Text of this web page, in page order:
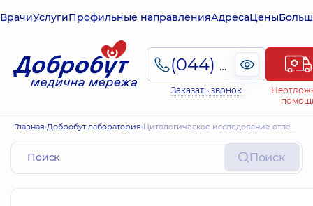
ВрачиУслугиПрофильные направленияАдресаЦены
(044) 495-2-888
Заказать звонок
Главная Добробут лаборатория Цитологическое исследование отпечатков и пунктатов лимфоузлов (1 локализация/группа)
Поиск